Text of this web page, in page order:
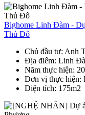
Bighome Linh Đàm -
Thủ Đô
Chủ đầu tư: Anh
Địa điểm: Linh
Năm thực hiện:
Đơn vị thực hiện:
Diện tích: 175m2